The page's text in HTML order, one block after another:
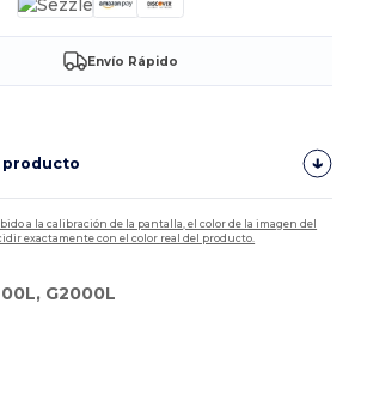
Envío Rápido
a la calibración de la pantalla, el color de la imagen del
exactamente con el color real del producto.
G2000L